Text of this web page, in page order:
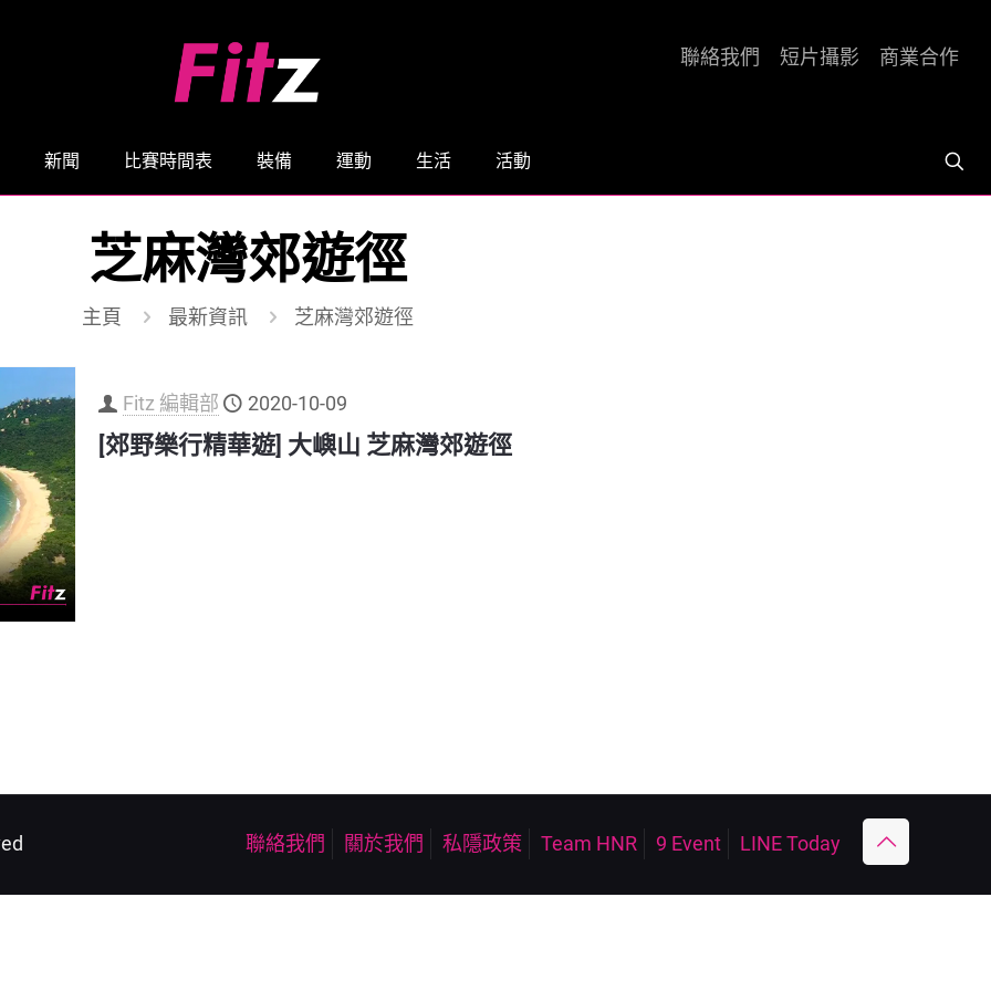
新聞 比賽時間表 裝備 運動 生活 活動
聯絡我們 短片攝影 商業合作
芝麻灣郊遊徑
主頁 最新資訊 芝麻灣郊遊徑
Fitz 編輯部 2020-10-09
[郊野樂行精華遊] 大嶼山 芝麻灣郊遊徑
聯絡我們 關於我們 私隱政策 Team HNR 9 Event LINE Today